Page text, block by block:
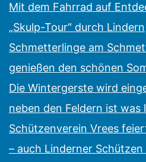
Mit dem Fahrrad auf
„Skulp-Tour“ durch Lindern
Schmetterlinge am
genießen den schönen
Die Wintergerste wird
neben den Feldern ist was
Schützenverein Vrees
– auch Linderner